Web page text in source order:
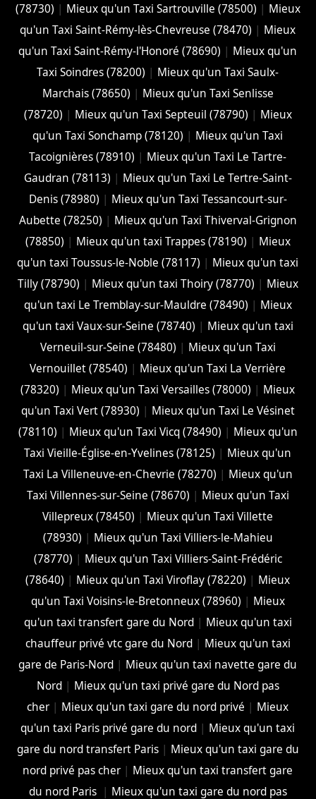
(78730) | Mieux qu'un Taxi Sartrouville (78500) | Mieux
qu'un Taxi Saint-Rémy-lès-Chevreuse (78470) | Mieux
qu'un Taxi Saint-Rémy-l'Honoré (78690) | Mieux qu'un
Taxi Soindres (78200) | Mieux qu'un Taxi Saulx-
Marchais (78650) | Mieux qu'un Taxi Senlisse
(78720) | Mieux qu'un Taxi Septeuil (78790) | Mieux
qu'un Taxi Sonchamp (78120) | Mieux qu'un Taxi
Tacoignières (78910) | Mieux qu'un Taxi Le Tartre-
Gaudran (78113) | Mieux qu'un Taxi Le Tertre-Saint-
Denis (78980) | Mieux qu'un Taxi Tessancourt-sur-
Aubette (78250) | Mieux qu'un Taxi Thiverval-Grignon
(78850) | Mieux qu'un taxi Trappes (78190) | Mieux
qu'un taxi Toussus-le-Noble (78117) | Mieux qu'un taxi
Tilly (78790) | Mieux qu'un taxi Thoiry (78770) | Mieux
qu'un taxi Le Tremblay-sur-Mauldre (78490) | Mieux
qu'un taxi Vaux-sur-Seine (78740) | Mieux qu'un taxi
Verneuil-sur-Seine (78480) | Mieux qu'un Taxi
Vernouillet (78540) | Mieux qu'un Taxi La Verrière
(78320) | Mieux qu'un Taxi Versailles (78000) | Mieux
qu'un Taxi Vert (78930) | Mieux qu'un Taxi Le Vésinet
(78110) | Mieux qu'un Taxi Vicq (78490) | Mieux qu'un
Taxi Vieille-Église-en-Yvelines (78125) | Mieux qu'un
Taxi La Villeneuve-en-Chevrie (78270) | Mieux qu'un
Taxi Villennes-sur-Seine (78670) | Mieux qu'un Taxi
Villepreux (78450) | Mieux qu'un Taxi Villette
(78930) | Mieux qu'un Taxi Villiers-le-Mahieu
(78770) | Mieux qu'un Taxi Villiers-Saint-Frédéric
(78640) | Mieux qu'un Taxi Viroflay (78220) | Mieux
qu'un Taxi Voisins-le-Bretonneux (78960) | Mieux
qu'un taxi transfert gare du Nord| Mieux qu'un taxi
chauffeur privé vtc gare du Nord| Mieux qu'un taxi
gare de Paris-Nord | Mieux qu'un taxi navette gare du
Nord| Mieux qu'un taxi privé gare du Nord pas
cher | Mieux qu'un taxi gare du nord privé | Mieux
qu'un taxi Paris privé gare du nord | Mieux qu'un taxi
gare du nord transfert Paris| Mieux qu'un taxi gare du
nord privé pas cher | Mieux qu'un taxi transfert gare
du nord Paris | Mieux qu'un taxi gare du nord pas